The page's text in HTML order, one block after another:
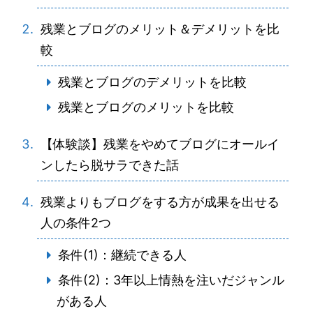
残業とブログのメリット＆デメリットを比
較
残業とブログのデメリットを比較
残業とブログのメリットを比較
【体験談】残業をやめてブログにオールイ
ンしたら脱サラできた話
残業よりもブログをする方が成果を出せる
人の条件2つ
条件(1)：継続できる人
条件(2)：3年以上情熱を注いだジャンル
がある人